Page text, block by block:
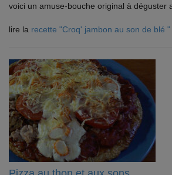
voici un amuse-bouche original à déguster
lire la recette "Croq' jambon au son de blé "